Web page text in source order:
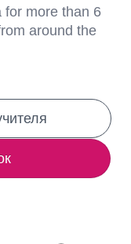
for more than 6
around the